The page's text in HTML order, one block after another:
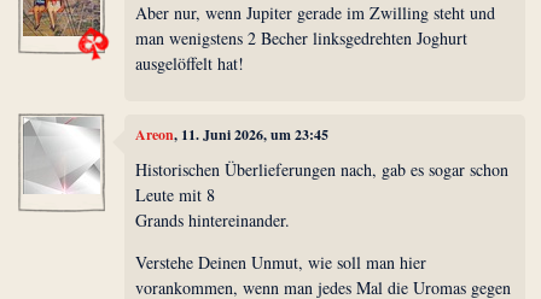
Aber nur, wenn Jupiter gerade im Zwilling steht und
man wenigstens 2 Becher linksgedrehten Joghurt
ausgelöffelt hat!
Areon, 11. Juni 2026, um 23:45
Historischen Überlieferungen nach, gab es sogar schon
Leute mit 8
Grands hintereinander.
Verstehe Deinen Unmut, wie soll man hier
vorankommen, wenn man jedes Mal die Uromas gegen